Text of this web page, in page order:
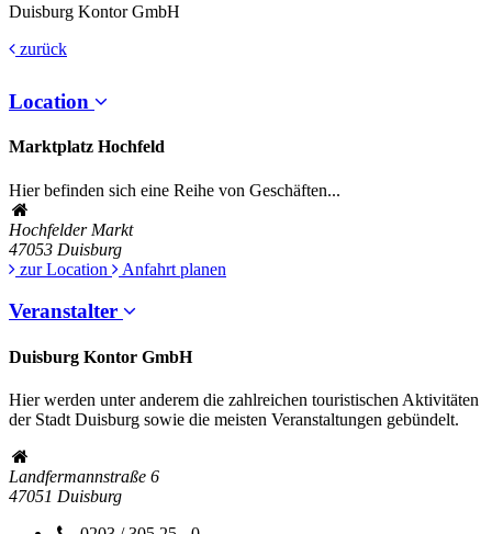
Duisburg Kontor GmbH
zurück
Location
Marktplatz Hochfeld
Hier befinden sich eine Reihe von Geschäften...
Hochfelder Markt
47053 Duisburg
zur Location
Anfahrt planen
Veranstalter
Duisburg Kontor GmbH
Hier werden unter anderem die zahlreichen touristischen Aktivitäten
der Stadt Duisburg sowie die meisten Veranstaltungen gebündelt.
Landfermannstraße 6
47051 Duisburg